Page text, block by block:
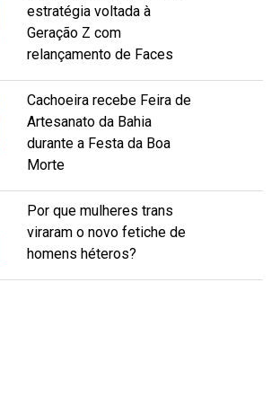
estratégia voltada à
Geração Z com
relançamento de Faces
Cachoeira recebe Feira de
Artesanato da Bahia
durante a Festa da Boa
Morte
Por que mulheres trans
viraram o novo fetiche de
homens héteros?